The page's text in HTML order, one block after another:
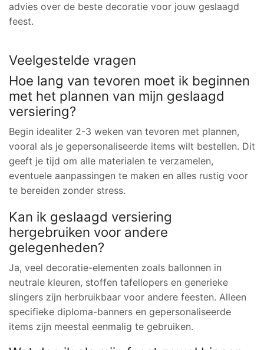
advies over de beste decoratie voor jouw geslaagd
feest.
Veelgestelde vragen
Hoe lang van tevoren moet ik beginnen
met het plannen van mijn geslaagd
versiering?
Begin idealiter 2-3 weken van tevoren met plannen,
vooral als je gepersonaliseerde items wilt bestellen. Dit
geeft je tijd om alle materialen te verzamelen,
eventuele aanpassingen te maken en alles rustig voor
te bereiden zonder stress.
Kan ik geslaagd versiering
hergebruiken voor andere
gelegenheden?
Ja, veel decoratie-elementen zoals ballonnen in
neutrale kleuren, stoffen tafellopers en generieke
slingers zijn herbruikbaar voor andere feesten. Alleen
specifieke diploma-banners en gepersonaliseerde
items zijn meestal eenmalig te gebruiken.